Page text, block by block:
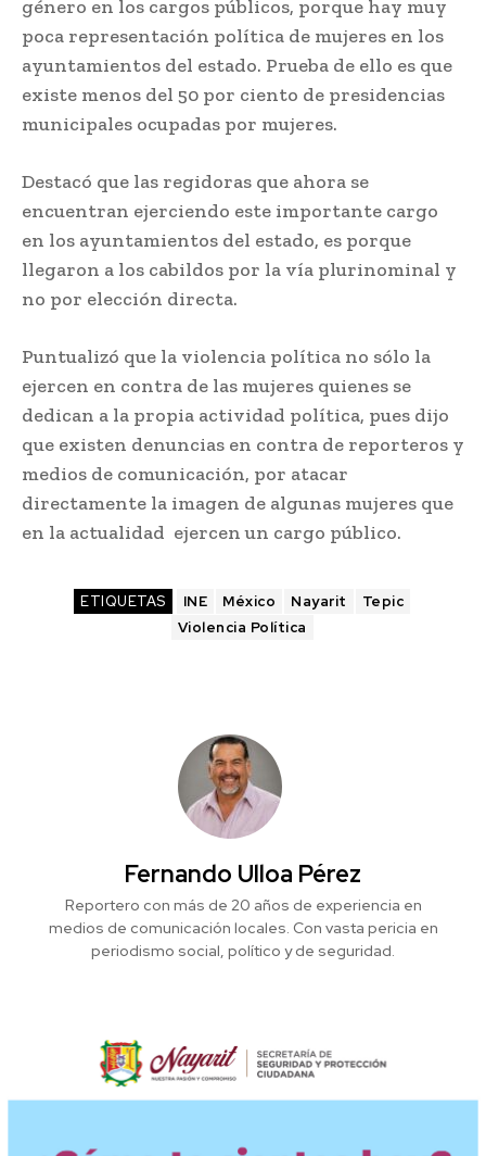
género en los cargos públicos, porque hay muy
poca representación política de mujeres en los
ayuntamientos del estado. Prueba de ello es que
existe menos del 50 por ciento de presidencias
municipales ocupadas por mujeres.
Destacó que las regidoras que ahora se
encuentran ejerciendo este importante cargo
en los ayuntamientos del estado, es porque
llegaron a los cabildos por la vía plurinominal y
no por elección directa.
Puntualizó que la violencia política no sólo la
ejercen en contra de las mujeres quienes se
dedican a la propia actividad política, pues dijo
que existen denuncias en contra de reporteros y
medios de comunicación, por atacar
directamente la imagen de algunas mujeres que
en la actualidad ejercen un cargo público.
ETIQUETAS INE México Nayarit
Tepic
Violencia Política
Fernando Ulloa Pérez
Reportero con más de 20 años de experiencia en
medios de comunicación locales. Con vasta pericia en
periodismo social, político y de seguridad.